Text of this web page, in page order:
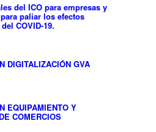
del ICO para empresas y
paliar los efectos
COVID-19.
DIGITALIZACIÓN GVA
EQUIPAMIENTO Y
COMERCIOS